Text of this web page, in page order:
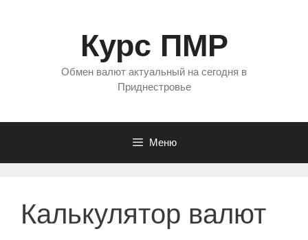
Курс ПМР
Обмен валют актуальный на сегодня в
Приднестровье
Меню
Калькулятор валют